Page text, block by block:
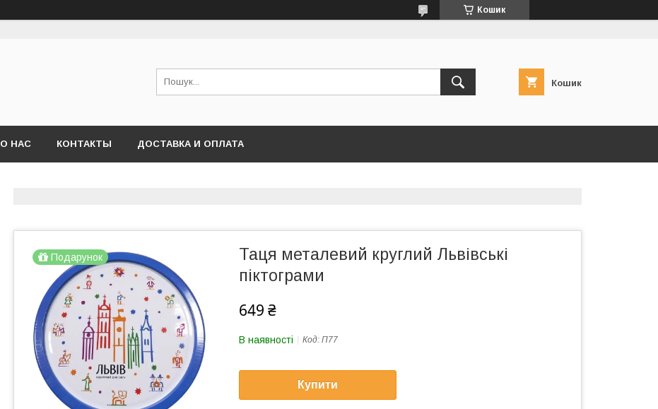
Кошик
Кошик
О НАС КОНТАКТЫ ДОСТАВКА И ОПЛАТА
Подарунок
Таця металевий круглий Львівські
піктограми
649 ₴
В наявності Код: П77
Купити